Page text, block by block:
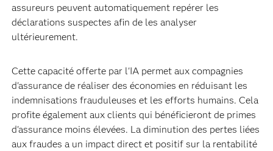
assureurs peuvent automatiquement repérer les
déclarations suspectes afin de les analyser
ultérieurement.
Cette capacité offerte par l'IA permet aux compagnies
d'assurance de réaliser des économies en réduisant les
indemnisations frauduleuses et les efforts humains. Cela
profite également aux clients qui bénéficieront de primes
d'assurance moins élevées. La diminution des pertes liées
aux fraudes a un impact direct et positif sur la rentabilité